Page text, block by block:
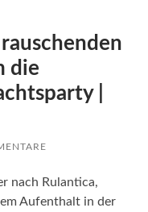
die
|
nach Rulantica,
Aufenthalt in der